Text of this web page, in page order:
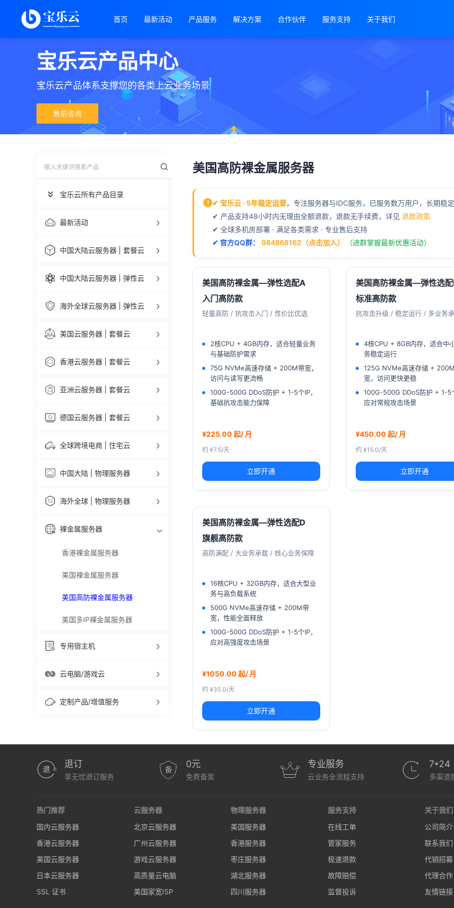
首页 最新活动 产品服务 解决方案 合作伙伴 服务支持 关于我们
宝乐云产品中心
宝乐云产品体系支撑您的各类上云业务场景
售前咨询
宝乐云所有产品目录
最新活动
中国大陆云服务器 | 套餐云
中国大陆云服务器 | 弹性云
海外全球云服务器 | 弹性云
美国云服务器 | 套餐云
香港云服务器 | 套餐云
亚洲云服务器 | 套餐云
德国云服务器 | 套餐云
全球跨境电商 | 住宅云
中国大陆 | 物理服务器
海外全球 | 物理服务器
裸金属服务器
香港裸金属服务器
美国裸金属服务器
美国高防裸金属服务器
美国多IP裸金属服务器
专用宿主机
云电脑/游戏云
定制产品/增值服务
美国高防裸金属服务器
i ✔ 宝乐云 · 5年稳定运营，专注服务器与IDC服务，已服务数万用户，长期稳
✔ 产品支持48小时内无理由全额退款，退款无手续费，详见 退款政策
✔ 全球多机房部署 · 满足各类需求 · 专业售后支持
✔ 官方QQ群：
984868162（点击加入） （进群掌握最新优惠活动）
美国高防裸金属—弹性选配A
入门高防款
轻量高防 / 抗攻击入门 / 性价比优选
2核CPU + 4GB内存，适合轻量业务
与基础防护需求
75G NVMe高速存储 + 200M带宽，
访问与读写更流畅
100G-500G DDoS防护 + 1-5个IP，
基础抗攻击能力保障
¥225.00 起/ 月
约 ¥7.5/天
立即开通
美国高防裸金属—弹性选
标准高防款
抗攻击升级 / 稳定运行 / 多业务
4核CPU + 8GB内存，适合中
务稳定运行
125G NVMe高速存储 +
宽，访问更快更稳
100G-500G DDoS防护 + 1-5
应对常规攻击场景
¥450.00 起/ 月
约 ¥15.0/天
立即开通
美国高防裸金属—弹性选配D
旗舰高防款
高防满配 / 大业务承载 / 核心业务保障
16核CPU + 32GB内存，适合大型业
务与高负载系统
500G NVMe高速存储 + 200M带
宽，性能全面释放
100G-500G DDoS防护 + 1-5个IP，
应对高强度攻击场景
¥1050.00 起/ 月
约 ¥35.0/天
立即开通
退订
享无忧退订服务
0元
免费备案
专业服务
云业务全流程支持
7*24
多渠道
热门推荐
国内云服务器
香港云服务器
美国云服务器
日本云服务器
SSL 证书
云服务器
北京云服务器
广州云服务器
游戏云服务器
高质量云电脑
美国家宽ISP
物理服务器
美国服务器
香港服务器
枣庄服务器
湖北服务器
四川服务器
服务支持
在线工单
管家服务
极速退款
故障赔偿
监督投诉
关于我们
公司简介
联系我们
代销招募
代理合作
友情链接